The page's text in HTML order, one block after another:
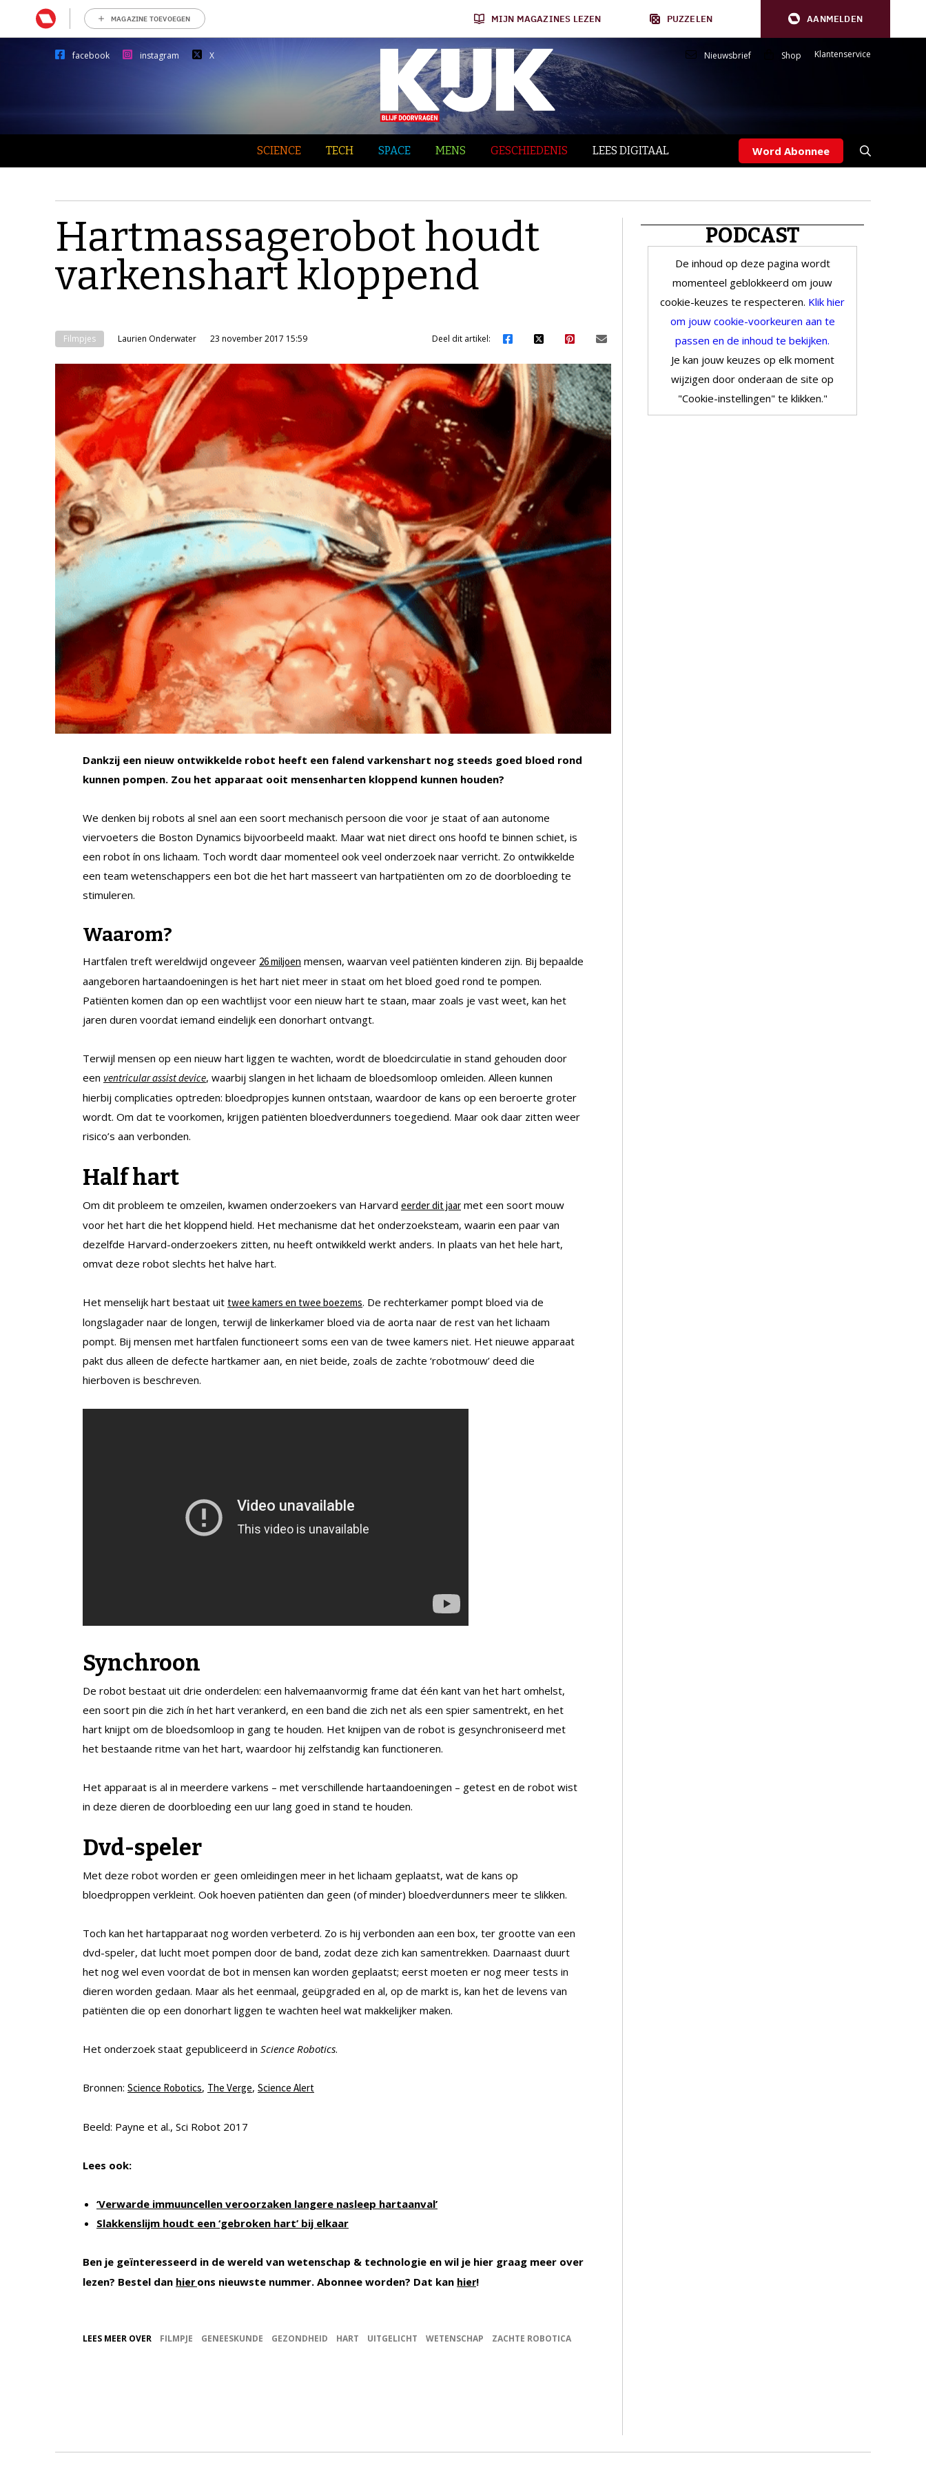
MAGAZINE TOEVOEGEN MIJN MAGAZINES LEZEN PUZZELEN AANMELDEN
facebook instagram X Nieuwsbrief Shop Klantenservice
SCIENCE TECH SPACE MENS GESCHIEDENIS LEES DIGITAAL Word Abonnee
Hartmassagerobot houdt
varkenshart kloppend
Filmpjes Laurien Onderwater 23 november 2017 15:59 Deel dit artikel:
Dankzij een nieuw ontwikkelde robot heeft een falend varkenshart nog steeds goed bloed rond
kunnen pompen. Zou het apparaat ooit mensenharten kloppend kunnen houden?
We denken bij robots al snel aan een soort mechanisch persoon die voor je staat of aan autonome
viervoeters die Boston Dynamics bijvoorbeeld maakt. Maar wat niet direct ons hoofd te binnen schiet, is
een robot ín ons lichaam. Toch wordt daar momenteel ook veel onderzoek naar verricht. Zo ontwikkelde
een team wetenschappers een bot die het hart masseert van hartpatiënten om zo de doorbloeding te
stimuleren.
Waarom?
Hartfalen treft wereldwijd ongeveer 26 miljoen mensen, waarvan veel patiënten kinderen zijn. Bij bepaalde
aangeboren hartaandoeningen is het hart niet meer in staat om het bloed goed rond te pompen.
Patiënten komen dan op een wachtlijst voor een nieuw hart te staan, maar zoals je vast weet, kan het
jaren duren voordat iemand eindelijk een donorhart ontvangt.
Terwijl mensen op een nieuw hart liggen te wachten, wordt de bloedcirculatie in stand gehouden door
een ventricular assist device, waarbij slangen in het lichaam de bloedsomloop omleiden. Alleen kunnen
hierbij complicaties optreden: bloedpropjes kunnen ontstaan, waardoor de kans op een beroerte groter
wordt. Om dat te voorkomen, krijgen patiënten bloedverdunners toegediend. Maar ook daar zitten weer
risico’s aan verbonden.
Half hart
Om dit probleem te omzeilen, kwamen onderzoekers van Harvard eerder dit jaar met een soort mouw
voor het hart die het kloppend hield. Het mechanisme dat het onderzoeksteam, waarin een paar van
dezelfde Harvard-onderzoekers zitten, nu heeft ontwikkeld werkt anders. In plaats van het hele hart,
omvat deze robot slechts het halve hart.
Het menselijk hart bestaat uit twee kamers en twee boezems. De rechterkamer pompt bloed via de
longslagader naar de longen, terwijl de linkerkamer bloed via de aorta naar de rest van het lichaam
pompt. Bij mensen met hartfalen functioneert soms een van de twee kamers niet. Het nieuwe apparaat
pakt dus alleen de defecte hartkamer aan, en niet beide, zoals de zachte ‘robotmouw’ deed die
hierboven is beschreven.
Synchroon
De robot bestaat uit drie onderdelen: een halvemaanvormig frame dat één kant van het hart omhelst,
een soort pin die zich ín het hart verankerd, en een band die zich net als een spier samentrekt, en het
hart knijpt om de bloedsomloop in gang te houden. Het knijpen van de robot is gesynchroniseerd met
het bestaande ritme van het hart, waardoor hij zelfstandig kan functioneren.
Het apparaat is al in meerdere varkens – met verschillende hartaandoeningen – getest en de robot wist
in deze dieren de doorbloeding een uur lang goed in stand te houden.
Dvd-speler
Met deze robot worden er geen omleidingen meer in het lichaam geplaatst, wat de kans op
bloedproppen verkleint. Ook hoeven patiënten dan geen (of minder) bloedverdunners meer te slikken.
Toch kan het hartapparaat nog worden verbeterd. Zo is hij verbonden aan een box, ter grootte van een
dvd-speler, dat lucht moet pompen door de band, zodat deze zich kan samentrekken. Daarnaast duurt
het nog wel even voordat de bot in mensen kan worden geplaatst; eerst moeten er nog meer tests in
dieren worden gedaan. Maar als het eenmaal, geüpgraded en al, op de markt is, kan het de levens van
patiënten die op een donorhart liggen te wachten heel wat makkelijker maken.
Het onderzoek staat gepubliceerd in Science Robotics.
Bronnen: Science Robotics, The Verge, Science Alert
Beeld: Payne et al., Sci Robot 2017
Lees ook:
‘Verwarde immuuncellen veroorzaken langere nasleep hartaanval’
Slakkenslijm houdt een ‘gebroken hart’ bij elkaar
Ben je geïnteresseerd in de wereld van wetenschap & technologie en wil je hier graag meer over
lezen? Bestel dan hier ons nieuwste nummer. Abonnee worden? Dat kan hier!
LEES MEER OVER FILMPJE GENEESKUNDE GEZONDHEID HART UITGELICHT WETENSCHAP ZACHTE ROBOTICA
PODCAST
De inhoud op deze pagina wordt
momenteel geblokkeerd om jouw
cookie-keuzes te respecteren. Klik hier
om jouw cookie-voorkeuren aan te
passen en de inhoud te bekijken.
Je kan jouw keuzes op elk moment
wijzigen door onderaan de site op
"Cookie-instellingen" te klikken."